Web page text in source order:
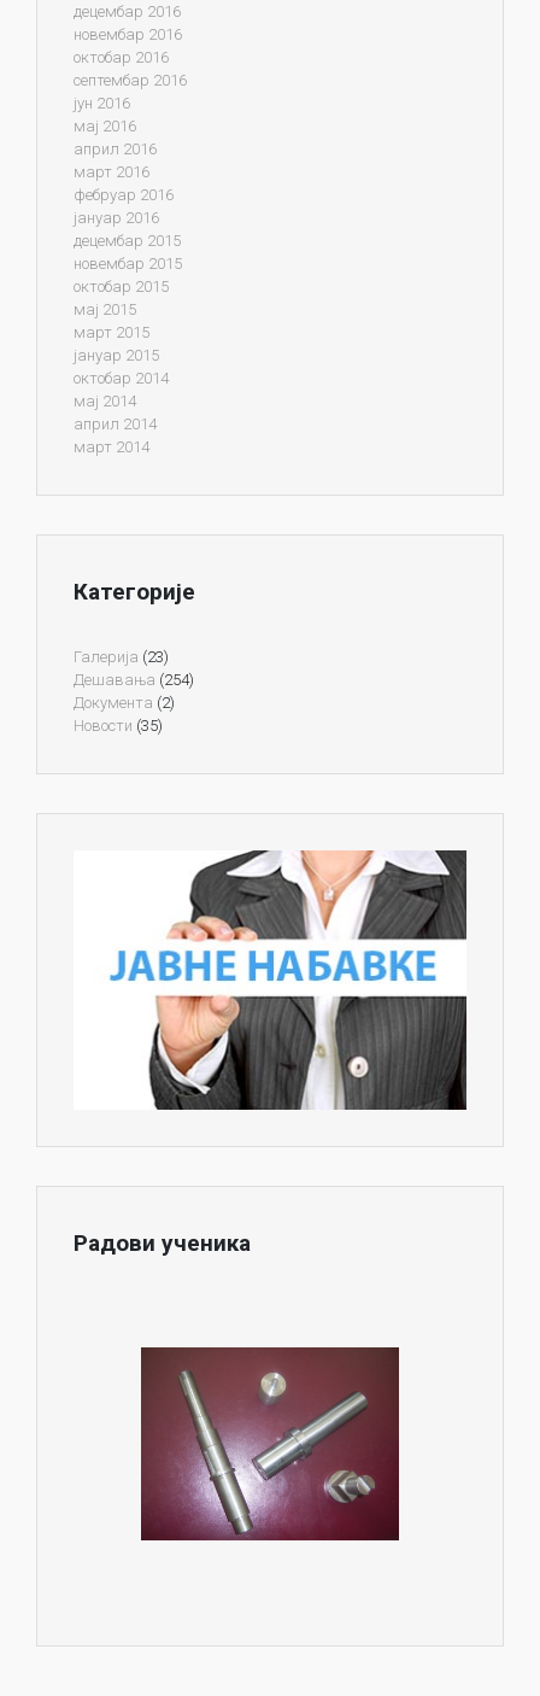
децембар 2016
новембар 2016
октобар 2016
септембар 2016
јун 2016
мај 2016
април 2016
март 2016
фебруар 2016
јануар 2016
децембар 2015
новембар 2015
октобар 2015
мај 2015
март 2015
јануар 2015
октобар 2014
мај 2014
април 2014
март 2014
Категорије
Галерија (23)
Дешавања (254)
Документа (2)
Новости (35)
Радови ученика